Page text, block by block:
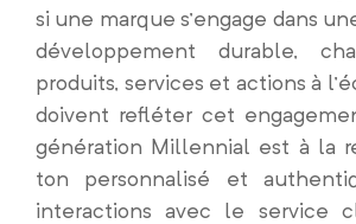
si une marque s’engage dans
développement durable,
produits, services et actions à
doivent refléter cet
génération Millennial est à la
ton personnalisé et
interactions avec le service